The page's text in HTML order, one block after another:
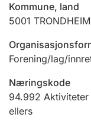
Offentlig sektor
Kommune, land
5001 TRONDHEIM
Forening/lag/
Næringskode
94.992 Aktiviteter
ellers